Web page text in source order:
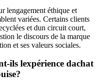
lengagement éthique et
variées. Certains clients
et dun circuit court,
le discours de la marque
et ses valeurs sociales.
ils lexpérience dachat